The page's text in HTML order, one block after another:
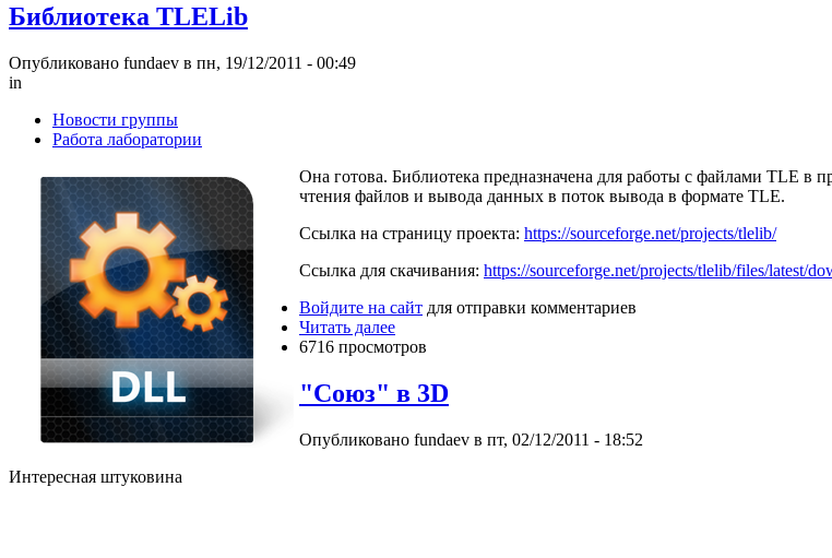
Библиотека TLELib
Опубликовано fundaev в пн, 19/12/2011 - 00:49
in
Новости группы
Работа лаборатории
Она готова. Библиотека предназначена для работы с файлами TLE в
чтения файлов и вывода данных в поток вывода в формате TLE.
Ссылка на страницу проекта: https://sourceforge.net/projects/tlelib/
Ссылка для скачивания: https://sourceforge.net/projects/tlelib/files/latest/
Войдите на сайт для отправки комментариев
Читать далее
6716 просмотров
"Союз" в 3D
Опубликовано fundaev в пт, 02/12/2011 - 18:52
Интересная штуковина